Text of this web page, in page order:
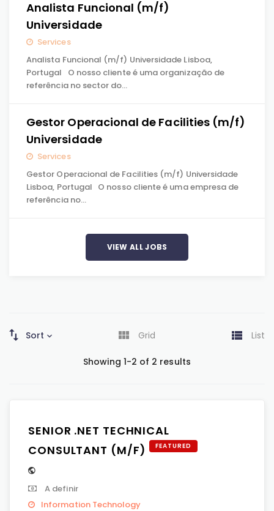
Analista Funcional (m/f)
Universidade
Services
Analista Funcional (m/f) Universidade Lisboa,
Portugal O nosso cliente é uma organização de
referência no sector do…
Gestor Operacional de Facilities (m/f)
Universidade
Services
Gestor Operacional de Facilities (m/f) Universidade
Lisboa, Portugal O nosso cliente é uma empresa de
referência no…
VIEW ALL JOBS
Sort Grid List
Showing 1-2 of 2 results
SENIOR .NET TECHNICAL
CONSULTANT (M/F)
FEATURED
A definir
Information Technology